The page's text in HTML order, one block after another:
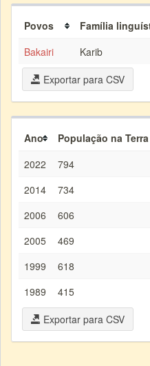
Povos Família
Bakairi
Karib
Exportar para CSV
Ano População na
2022
794
2014
734
2006
606
2005
469
1999
618
1989
415
Exportar para CSV